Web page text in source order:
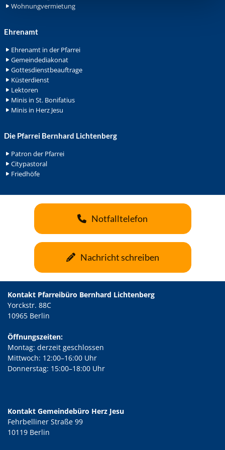
Wohnungvermietung
Ehrenamt
Ehrenamt in der Pfarrei
Gemeindediakonat
Gottesdienstbeauftrage
Küsterdienst
Lektoren
Minis in St. Bonifatius
Minis in Herz Jesu
Die Pfarrei Bernhard Lichtenberg
Patron der Pfarrei
Citypastoral
Friedhöfe
Notfalltelefon
Nachricht schreiben
Kontakt Pfarreibüro Bernhard Lichtenberg
Yorckstr. 88C
10965 Berlin
Öffnungszeiten:
Montag: derzeit geschlossen
Mittwoch: 12:00–16:00 Uhr
Donnerstag: 15:00–18:00 Uhr
Kontakt Gemeindebüro Herz Jesu
Fehrbelliner Straße 99
10119 Berlin